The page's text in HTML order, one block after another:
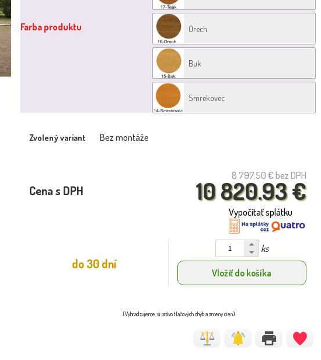
Farba produktu Orech
Buk
Smrekovec
Zvolený variant Bez montáže
8 797.50 € bez DPH
10 820.93 €
Cena s DPH
Vypočítať splátku
do 30 dní
ks
Vložiť do košíka
(Vyhradzujeme si právo tlačových chýb a zmeny cien)